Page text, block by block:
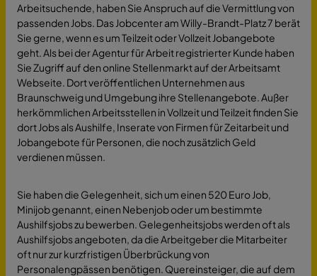
Arbeitsuchende, haben Sie Anspruch auf die Vermittlung von
passenden Jobs. Das Jobcenter am Willy-Brandt-Platz 7 berät
Sie gerne, wenn es um Teilzeit oder Vollzeit Jobangebote
geht. Als bei der Agentur für Arbeit registrierter Kunde haben
Sie Zugriff auf den online Stellenmarkt auf der Arbeitsamt
Webseite. Dort veröffentlichen Unternehmen aus
Braunschweig und Umgebung ihre Stellenangebote. Außer
herkömmlichen Arbeitsstellen in Vollzeit und Teilzeit finden Sie
dort Jobs als Aushilfe, Inserate von Firmen für Zeitarbeit und
Jobangebote für Personen, die noch zusätzlich Geld
verdienen müssen.
Sie haben die Gelegenheit, sich um einen 520 Euro Job,
Minijob genannt, einen Nebenjob oder um bestimmte
Aushilfsjobs zu bewerben. Gelegenheitsjobs werden oft als
Aushilfsjobs angeboten, da die Arbeitgeber die Mitarbeiter
oft nur zur kurzfristigen Überbrückung von
Personalengpässen benötigen. Quereinsteiger, die auf dem